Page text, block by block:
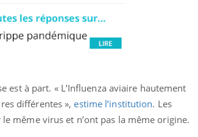
est à part. « L’Influenza aviaire hautement
différentes »,estime l’institution. Les
même virus et n’ont pas la même origine.